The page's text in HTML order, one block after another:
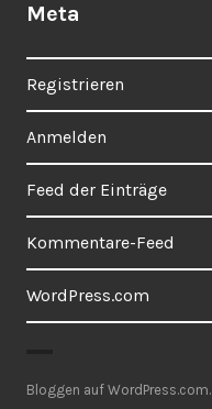
Meta
Registrieren
Anmelden
Feed der Einträge
Kommentare-Feed
WordPress.com
Bloggen auf WordPress.com.